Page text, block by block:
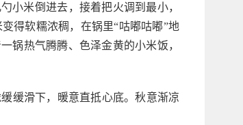
小米倒进去，接着把火调到最小，
得软糯浓稠，在锅里“咕嘟咕嘟”地
锅热气腾腾、色泽金黄的小米饭，
缓滑下，暖意直抵心底。秋意渐凉